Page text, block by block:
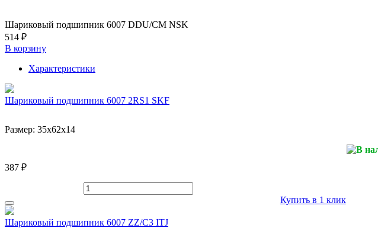
Шариковый подшипник 6007 DDU/CM NSK
514 ₽
В корзину
Характеристики
Шариковый подшипник 6007 2RS1 SKF
Размер: 35x62x14
387 ₽
Купить в 1 клик
Шариковый подшипник 6007 ZZ/C3 ITJ